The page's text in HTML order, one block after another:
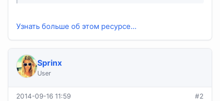
Узнать больше об этом ресурсе...
Sprinx
User
2014-09-16 11:59 #2